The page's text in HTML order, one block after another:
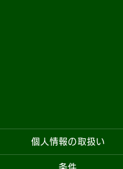
個人情報の取扱い
条件